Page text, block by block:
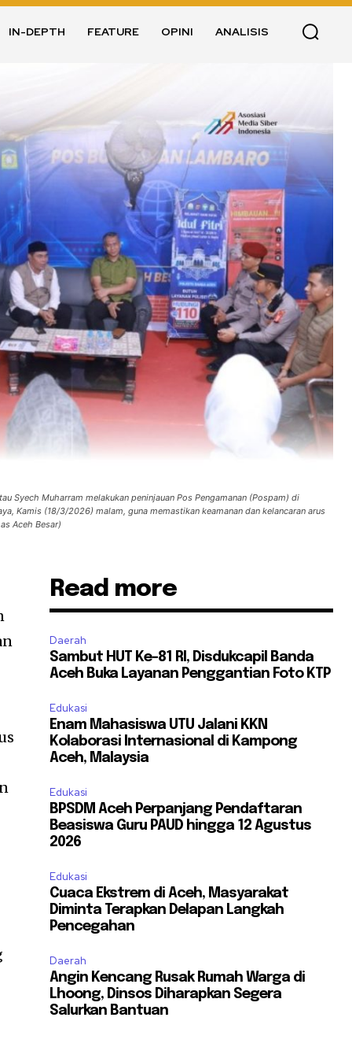
IN-DEPTH FEATURE OPINI ANALISIS
Syech Muharram melakukan peninjauan Pos Pengamanan (Pospam) di
Kamis (18/3/2026) malam, guna memastikan keamanan dan kelancaran arus
Aceh Besar)
Read more
Daerah
Sambut HUT Ke-81 RI, Disdukcapil Banda
Aceh Buka Layanan Penggantian Foto KTP
Edukasi
Enam Mahasiswa UTU Jalani KKN
Kolaborasi Internasional di Kampong
Aceh, Malaysia
Edukasi
BPSDM Aceh Perpanjang Pendaftaran
Beasiswa Guru PAUD hingga 12 Agustus
2026
Edukasi
Cuaca Ekstrem di Aceh, Masyarakat
Diminta Terapkan Delapan Langkah
Pencegahan
Daerah
Angin Kencang Rusak Rumah Warga di
Lhoong, Dinsos Diharapkan Segera
Salurkan Bantuan